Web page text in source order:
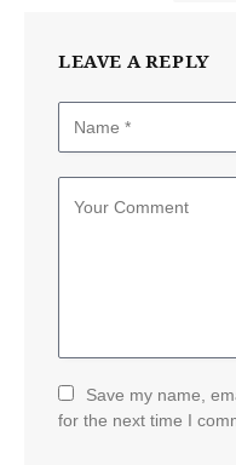
LEAVE A REPLY
Save my name,
for the next time I